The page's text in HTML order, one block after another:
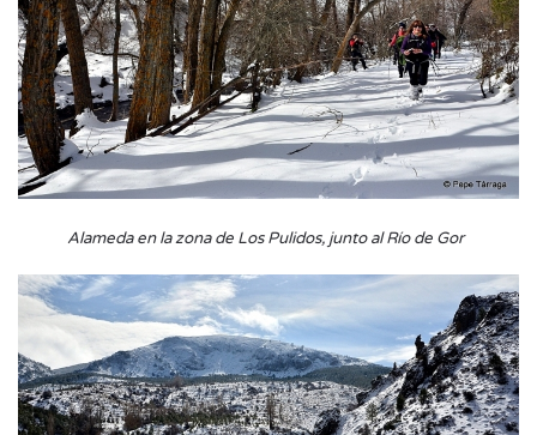
Alameda en la zona de Los Pulidos, junto al Río de Gor